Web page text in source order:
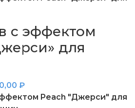
с эффектом
для
₽